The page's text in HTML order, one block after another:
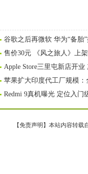
谷歌之后再微软 华为“备胎
售价30元 《风之旅人》上
Apple Store三里屯新店开
苹果扩大印度代工厂规模：
Redmi 9真机曝光 定位入门
【免责声明】本站内容转